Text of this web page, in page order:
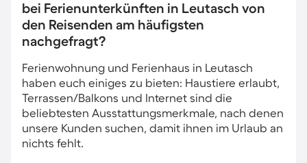
bei Ferienunterkünften in Leutasch von
den Reisenden am häufigsten
nachgefragt?
Ferienwohnung und Ferienhaus in Leutasch
haben euch einiges zu bieten: Haustiere erlaubt,
Terrassen/Balkons und Internet sind die
beliebtesten Ausstattungsmerkmale, nach denen
unsere Kunden suchen, damit ihnen im Urlaub an
nichts fehlt.